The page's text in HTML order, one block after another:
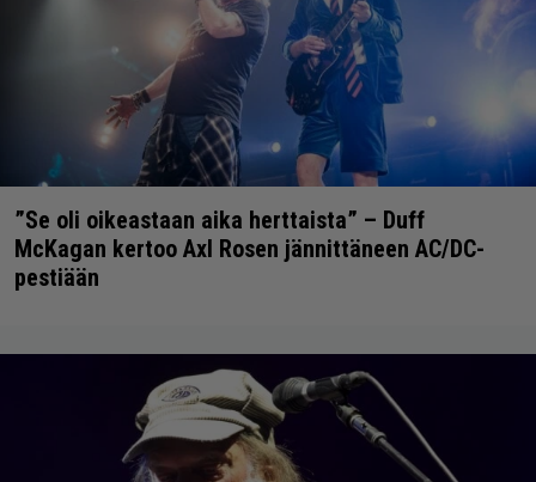
”Se oli oikeastaan aika herttaista” – Duff
McKagan kertoo Axl Rosen jännittäneen AC/DC-
pestiään